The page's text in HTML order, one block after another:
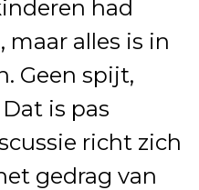
had
alles is in
Geen spijt,
is pas
richt zich
gedrag van